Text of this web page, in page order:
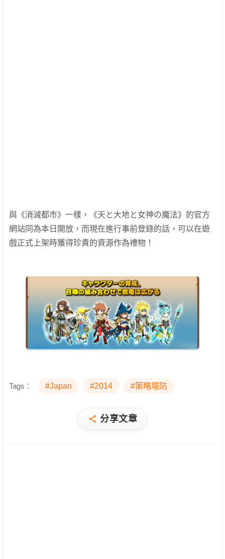
與《消滅都市》一樣，《天と大地と女神の魔法》的官方
網站同為本日開放，而現在進行事前登錄的話，可以在遊
戲正式上架時獲得珍貴的資源作為禮物！
Tags： #Japan #2014 #策略塔防
分享文章